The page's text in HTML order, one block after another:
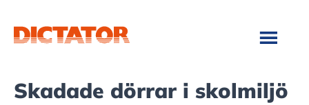
huvudinnehåll
sidfot
Skadade dörrar i skolmiljö